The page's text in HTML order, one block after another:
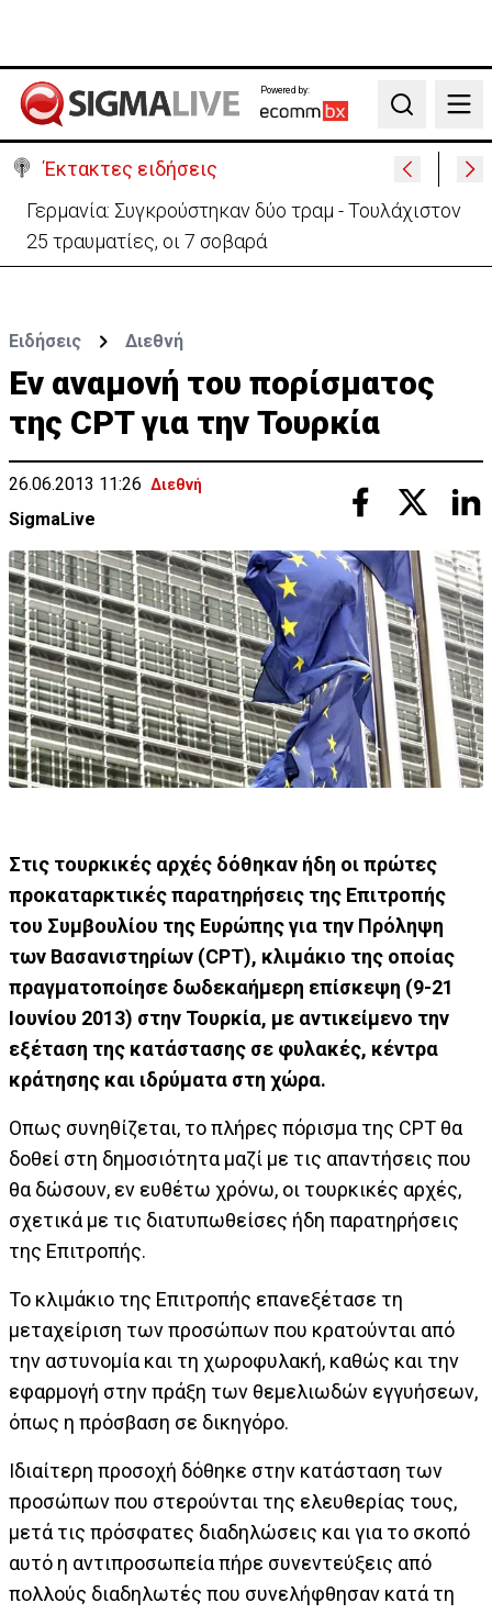
Powered by:
Search
Έκτακτες ειδήσεις
Γερμανία: Συγκρούστηκαν δύο τραμ - Τουλάχιστον
25 τραυματίες, οι 7 σοβαρά
Ειδήσεις Διεθνή
Εν αναμονή του πορίσματος
της CPT για την Τουρκία
26.06.2013 11:26 Διεθνή
SigmaLive
Στις τουρκικές αρχές δόθηκαν ήδη οι πρώτες
προκαταρκτικές παρατηρήσεις της Επιτροπής
του Συμβουλίου της Ευρώπης για την Πρόληψη
των Βασανιστηρίων (CPT), κλιμάκιο της οποίας
πραγματοποίησε δωδεκαήμερη επίσκεψη (9-21
Ιουνίου 2013) στην Τουρκία, με αντικείμενο την
εξέταση της κατάστασης σε φυλακές, κέντρα
κράτησης και ιδρύματα στη χώρα.
Οπως συνηθίζεται, το πλήρες πόρισμα της CPT θα
δοθεί στη δημοσιότητα μαζί με τις απαντήσεις που
θα δώσουν, εν ευθέτω χρόνω, οι τουρκικές αρχές,
σχετικά με τις διατυπωθείσες ήδη παρατηρήσεις
της Επιτροπής.
Το κλιμάκιο της Επιτροπής επανεξέτασε τη
μεταχείριση των προσώπων που κρατούνται από
την αστυνομία και τη χωροφυλακή, καθώς και την
εφαρμογή στην πράξη των θεμελιωδών εγγυήσεων,
όπως η πρόσβαση σε δικηγόρο.
Ιδιαίτερη προσοχή δόθηκε στην κατάσταση των
προσώπων που στερούνται της ελευθερίας τους,
μετά τις πρόσφατες διαδηλώσεις και για το σκοπό
αυτό η αντιπροσωπεία πήρε συνεντεύξεις από
πολλούς διαδηλωτές που συνελήφθησαν κατά τη